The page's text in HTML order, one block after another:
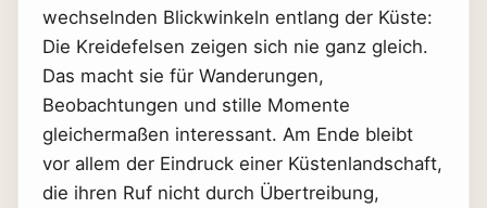
wechselnden Blickwinkeln entlang der Küste:
Die Kreidefelsen zeigen sich nie ganz gleich.
Das macht sie für Wanderungen,
Beobachtungen und stille Momente
gleichermaßen interessant. Am Ende bleibt
vor allem der Eindruck einer Küstenlandschaft,
die ihren Ruf nicht durch Übertreibung,